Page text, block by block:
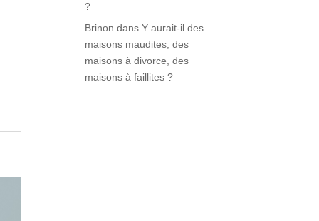
?
Brinon dansY aurait-il des
maisons maudites, des
maisons à divorce, des
maisons à faillites ?